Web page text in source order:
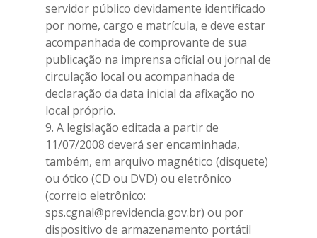
servidor público devidamente identificado
por nome, cargo e matrícula, e deve estar
acompanhada de comprovante de sua
publicação na imprensa oficial ou jornal de
circulação local ou acompanhada de
declaração da data inicial da afixação no
local próprio.
9. A legislação editada a partir de
11/07/2008 deverá ser encaminhada,
também, em arquivo magnético (disquete)
ou ótico (CD ou DVD) ou eletrônico
(correio eletrônico:
sps.cgnal@previdencia.gov.br) ou por
dispositivo de armazenamento portátil